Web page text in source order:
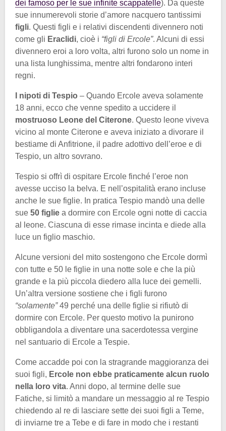
dei famoso per le sue infinite scappatelle). Da queste
sue innumerevoli storie d’amore nacquero tantissimi
figli. Questi figli e i relativi discendenti divennero noti
come gli Eraclidi, cioè i “figli di Ercole”. Alcuni di essi
divennero eroi a loro volta, altri furono solo un nome in
una lista lunghissima, mentre altri fondarono interi
regni.
I nipoti di Tespio – Quando Ercole aveva solamente
18 anni, ecco che venne spedito a uccidere il
mostruoso Leone del Citerone. Questo leone viveva
vicino al monte Citerone e aveva iniziato a divorare il
bestiame di Anfitrione, il padre adottivo dell’eroe e di
Tespio, un altro sovrano.
Tespio si offrì di ospitare Ercole finché l’eroe non
avesse ucciso la belva. E nell’ospitalità erano incluse
anche le sue figlie. In pratica Tespio mandò una delle
sue 50 figlie a dormire con Ercole ogni notte di caccia
al leone. Ciascuna di esse rimase incinta e diede alla
luce un figlio maschio.
Alcune versioni del mito sostengono che Ercole dormì
con tutte e 50 le figlie in una notte sole e che la più
grande e la più piccola diedero alla luce dei gemelli.
Un’altra versione sostiene che i figli furono
“solamente”49 perché una delle figlie si rifiutò di
dormire con Ercole. Per questo motivo la punirono
obbligandola a diventare una sacerdotessa vergine
nel santuario di Ercole a Tespie.
Come accadde poi con la stragrande maggioranza dei
suoi figli, Ercole non ebbe praticamente alcun ruolo
nella loro vita. Anni dopo, al termine delle sue
Fatiche, si limitò a mandare un messaggio al re Tespio
chiedendo al re di lasciare sette dei suoi figli a Teme,
di inviarne tre a Tebe e di fare in modo che i restanti